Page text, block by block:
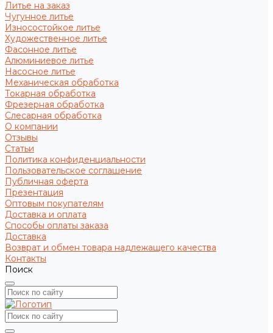
Литье на заказ
Чугунное литье
Износостойкое литье
Художественное литье
Фасонное литье
Алюминиевое литье
Насосное литье
Механическая обработка
Токарная обработка
Фрезерная обработка
Слесарная обработка
О компании
Отзывы
Статьи
Политика конфиденциальности
Пользовательское соглашение
Публичная оферта
Презентация
Оптовым покупателям
Доставка и оплата
Способы оплаты заказа
Доставка
Возврат и обмен товара надлежащего качества
Контакты
Поиск